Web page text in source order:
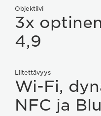
Objektiivi
3x
4,9
Liitettävyys
Wi-Fi,
NFC ja